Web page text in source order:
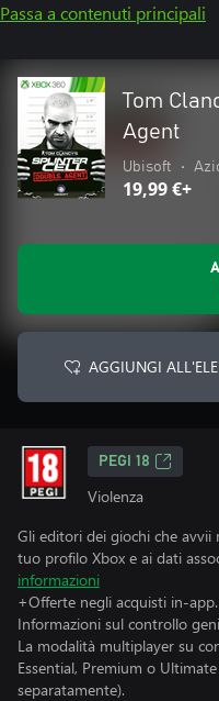
Passa a contenuti principali
Tom
Agent
Ubisoft •
19,99 €+
AGGIUNGI
PEGI 18
Violenza
Gli editori dei giochi che avvii
tuo profilo Xbox e ai dati
informazioni
+Offerte negli acquisti in-app.
Informazioni sul controllo
La modalità multiplayer su
Essential, Premium o
separatamente).